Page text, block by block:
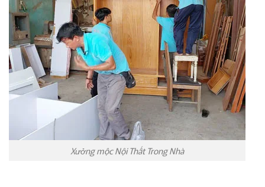
Xưởng mộc Nội Thất Trong Nhà